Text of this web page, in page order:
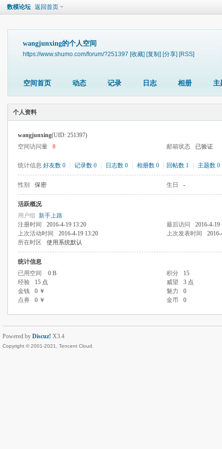
数模论坛 返回首页
wangjunxing的个人空间
https://www.shumo.com/forum/?251397 [收藏] [复制] [分享] [RSS]
空间首页 动态 记录 日志 相册 主
个人资料
wangjunxing(UID: 251397)
空间访问量
0 邮箱状态 已验证
统计信息 好友数 0 记录数 0 日志数 0 相册数 0 回帖数 1 主题数 0
性别 保密 生日 -
活跃概况
用户组 新手上路
注册时间
2016-4-19 13:20 最后访问
2016-4-19
上次活动时间
2016-4-19 13:20 上次发表时间
所在时区
使用系统默认
统计信息
已用空间
0 B 积分
15
经验
15 点 威望
3 点
金钱
0 ￥ 魅力
0
点券
0 ￥ 金币 0
Powered by Discuz! X3.4
Copyright © 2001-2021, Tencent Cloud.